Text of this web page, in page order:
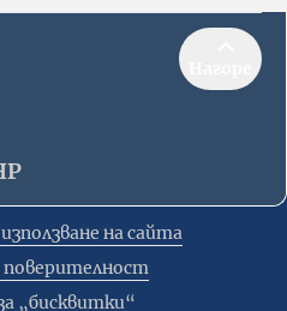
на сайта
поверителност
„бисквитки“